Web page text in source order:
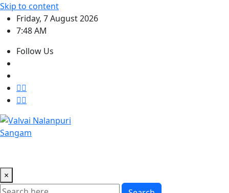
Skip to content
Friday, 7 August 2026
7:48 AM
Follow Us
×